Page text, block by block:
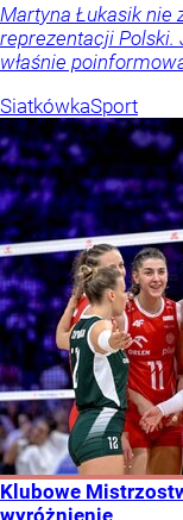
Martyna Łukasik nie
reprezentacji Polski.
właśnie
SiatkówkaSport
Klubowe
wyróżnienie